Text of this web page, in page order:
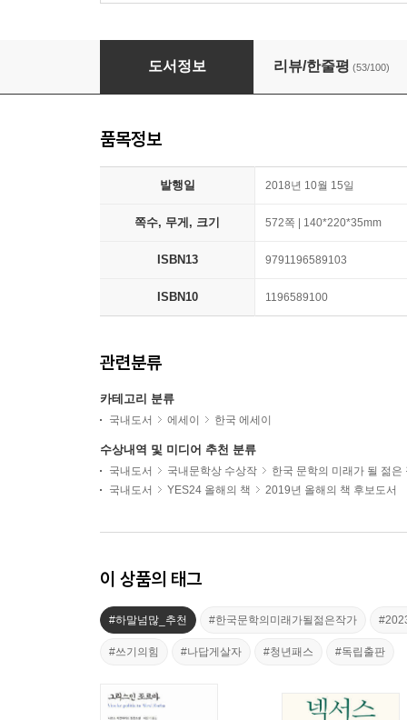
일간 이슬아 수필집
도서정보 리뷰/한줄평 (53/100)
품목정보
발행일 2018년 10월 15일
쪽수, 무게, 크기 572쪽 | 140*220*35mm
ISBN13 9791196589103
ISBN10 1196589100
관련분류
카테고리 분류
국내도서 에세이 한국 에세이
수상내역 및 미디어 추천 분류
국내도서 국내문학상 수상작
한국 문학의 미래가 될 젊은
국내도서
YES24 올해의 책 2019년 올해의 책 후보도서
이 상품의 태그
#하말넘많_추천 #한국문학의미래가될젊은작가
#쓰기의힘 #나답게살자 #청년패스 #독립출판